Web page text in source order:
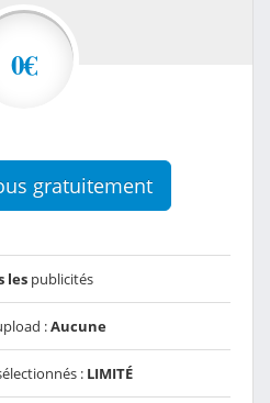
0€
gratuitement
les publicités
:Aucune
: LIMITÉ